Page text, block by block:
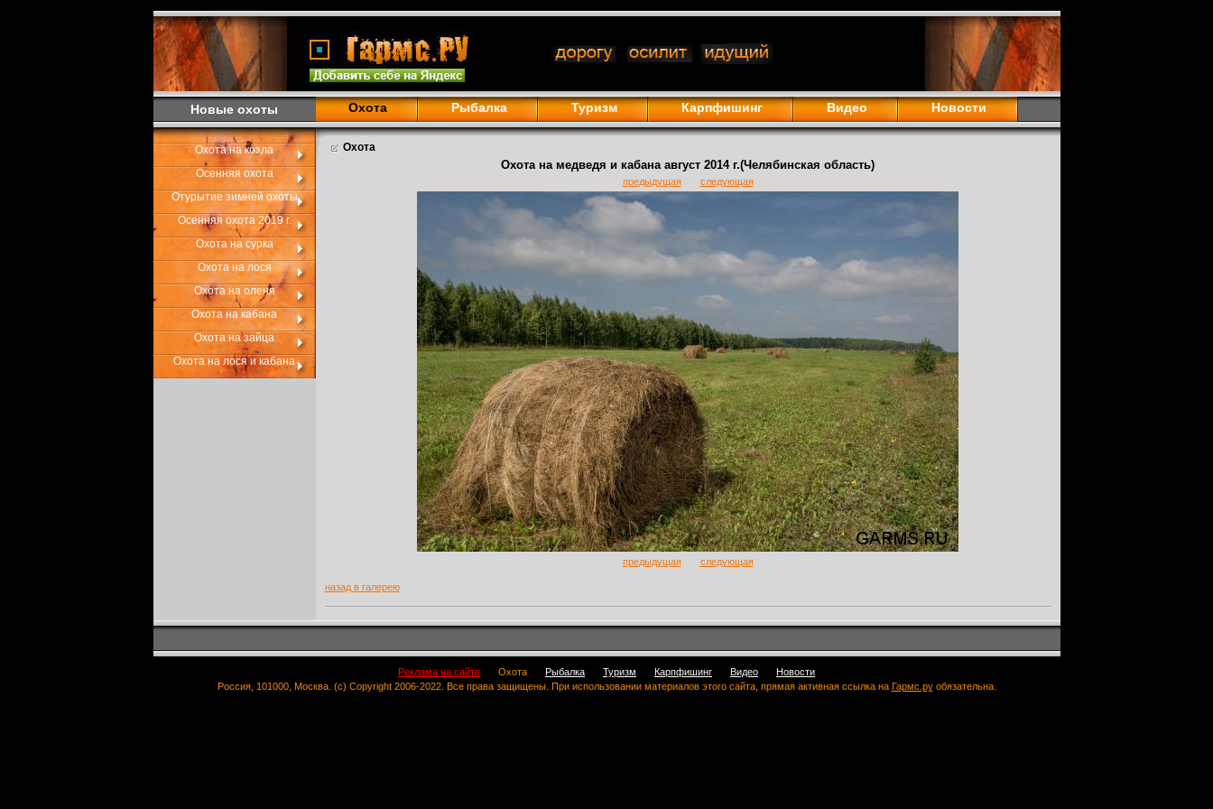
Новые охоты Охота Рыбалка Туризм Карпфишинг Видео Новости
Охота на козла
Осенняя охота
Отурытие зимней охоты
Осенняя охота 2019 г.
Охота на сурка
Охота на лося
Охота на оленя
Охота на кабана
Охота на зайца
Охота на лося и кабана
Охота
Охота на медведя и кабана август 2014 г.(Челябинская область)
предыдущая следующая
предыдущая следующая
назад в галерею
Реклама на сайте Охота Рыбалка Туризм Карпфишинг Видео
Новости
Россия, 101000, Москва. (c) Copyright 2006-2022. Все права защищены. При использовании материалов этого сайта, прямая активная ссылка на Гармс.руобязательна.